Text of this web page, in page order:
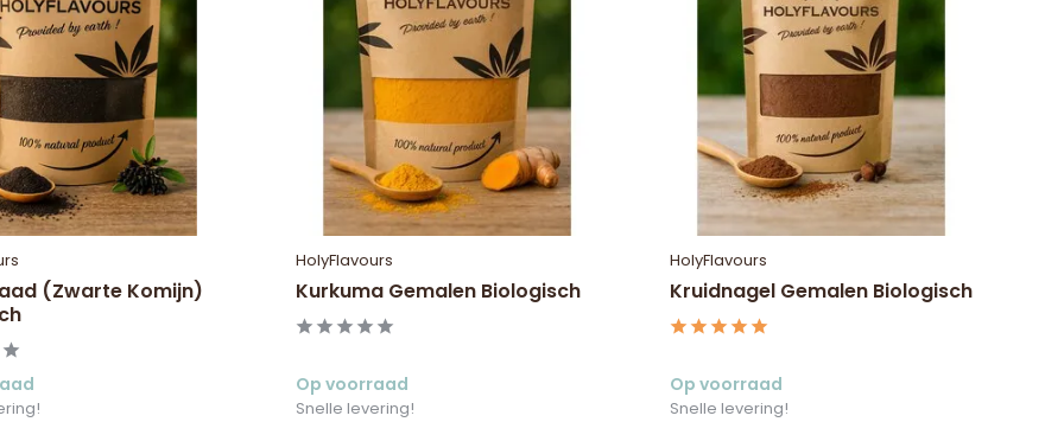
(Zwarte Komijn)
HolyFlavours
Kurkuma Gemalen Biologisch
Op voorraad
Snelle levering!
HolyFlavours
Kruidnagel Gemalen Biologisch
Op voorraad
Snelle levering!